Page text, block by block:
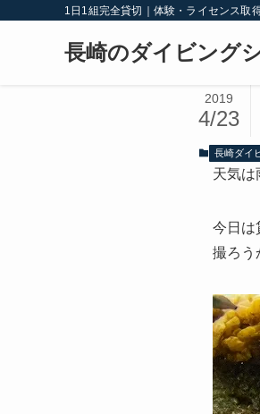
1日1組完全貸切｜体験・ライセンス取
長崎のダイビング
2019
4/23
長崎ダイ
天気は
今日は
撮ろう